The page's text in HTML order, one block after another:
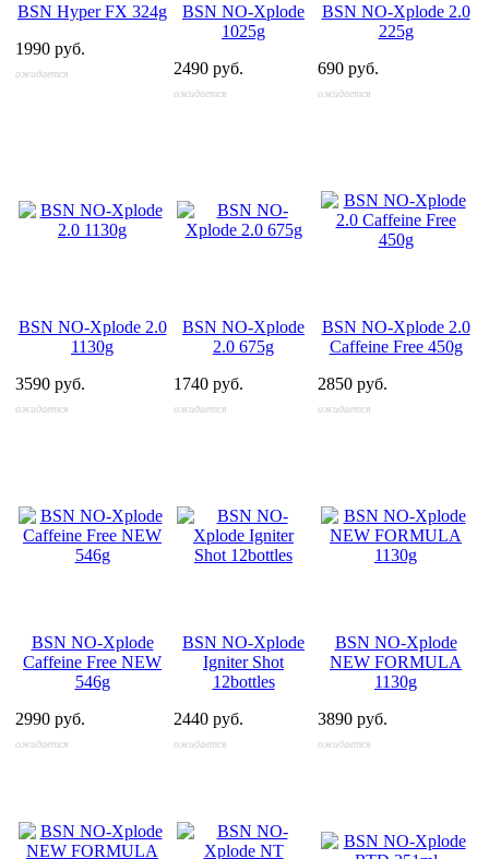
BSN Hyper FX 324g
1990 руб.
ожидается
BSN NO-Xplode
1025g
2490 руб.
ожидается
BSN NO-Xplode 2.0
225g
690 руб.
ожидается
BSN NO-Xplode 2.0
1130g
3590 руб.
ожидается
BSN NO-Xplode
2.0 675g
1740 руб.
ожидается
BSN NO-Xplode 2.0
Caffeine Free 450g
2850 руб.
ожидается
BSN NO-Xplode
Caffeine Free NEW
546g
2990 руб.
ожидается
BSN NO-Xplode
Igniter Shot
12bottles
2440 руб.
ожидается
BSN NO-Xplode
NEW FORMULA
1130g
3890 руб.
ожидается